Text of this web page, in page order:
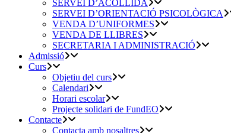
SERVEI D’ACOLLIDA
SERVEI D’ORIENTACIÓ PSICOLÒGICA
VENDA D’UNIFORMES
VENDA DE LLIBRES
SECRETARIA I ADMINISTRACIÓ
Admissió
Curs
Objetiu del curs
Calendari
Horari escolar
Projecte solidari de FundEO
Contacte
Contacta amb nosaltres